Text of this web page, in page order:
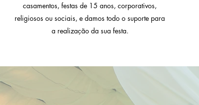
casamentos, festas de 15 anos, corporativos,
religiosos ou sociais, e damos todo o suporte para
a realização da sua festa.